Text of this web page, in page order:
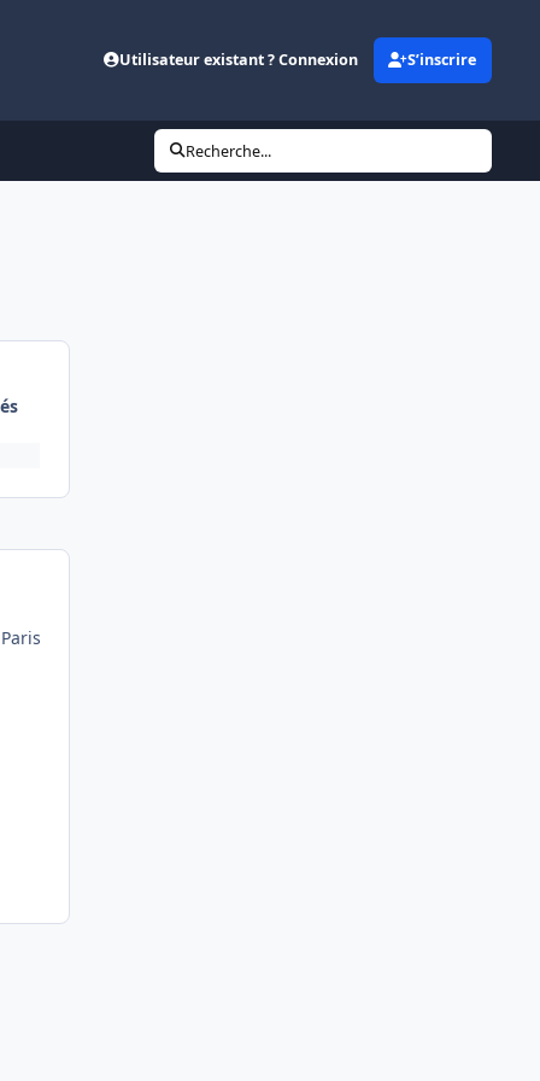
Utilisateur existant ? Connexion S’inscrire
Recherche...